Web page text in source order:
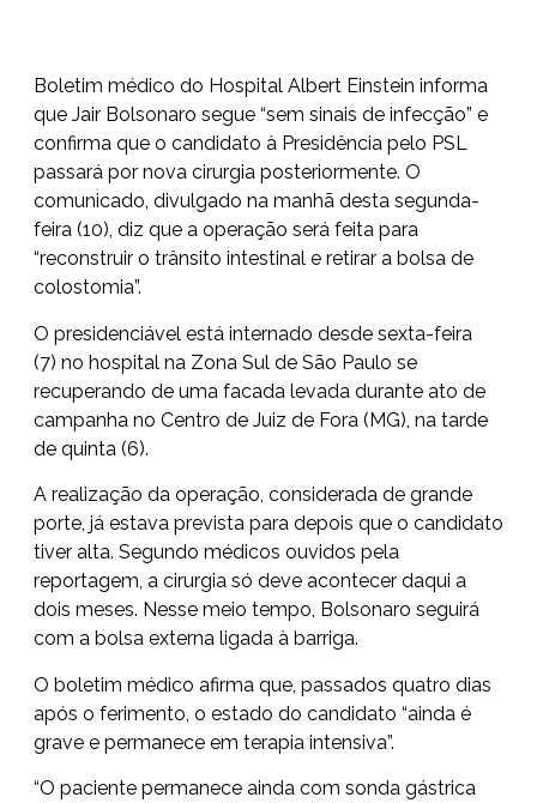
Boletim médico do Hospital Albert Einstein informa
que Jair Bolsonaro segue “sem sinais de infecção” e
confirma que o candidato à Presidência pelo PSL
passará por nova cirurgia posteriormente. O
comunicado, divulgado na manhã desta segunda-
feira (10), diz que a operação será feita para
“reconstruir o trânsito intestinal e retirar a bolsa de
colostomia”.
O presidenciável está internado desde sexta-feira
(7) no hospital na Zona Sul de São Paulo se
recuperando de uma facada levada durante ato de
campanha no Centro de Juiz de Fora (MG), na tarde
de quinta (6).
A realização da operação, considerada de grande
porte, já estava prevista para depois que o candidato
tiver alta. Segundo médicos ouvidos pela
reportagem, a cirurgia só deve acontecer daqui a
dois meses. Nesse meio tempo, Bolsonaro seguirá
com a bolsa externa ligada à barriga.
O boletim médico afirma que, passados quatro dias
após o ferimento, o estado do candidato “ainda é
grave e permanece em terapia intensiva”.
“O paciente permanece ainda com sonda gástrica